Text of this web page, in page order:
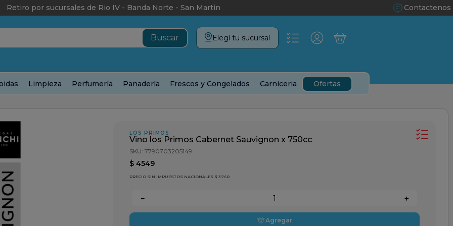
Retiro por sucursales de Rio IV - Banda Norte - San Martin Contactenos
Elegí tu sucursal
Limpieza Perfumería Panadería Frescos y Congelados Carniceria Ofertas
LOS PRIMOS
Vino los Primos Cabernet Sauvignon x 750cc
SKU: 7790703205149
$ 4549
PRECIO SIN IMPUESTOS NACIONALES $ 3760
＋
－
Agregar